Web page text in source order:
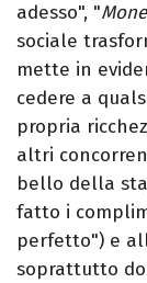
adesso", "
sociale
mette in
cedere a
propria
altri
bello della
fatto i
perfetto") e
soprattutto